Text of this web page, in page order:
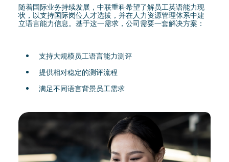
随着国际业务持续发展，中联重科希望了解员工英语能力现
状，以支持国际岗位人才选拔，并在人力资源管理体系中建
立语言能力信息。基于这一需求，公司需要一套解决方案：
支持大规模员工语言能力测评
提供相对稳定的测评流程
满足不同语言背景员工需求